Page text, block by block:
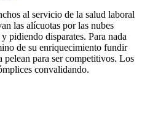
al servicio de la salud laboral
las alícuotas por las nubes
pidiendo disparates. Para nada
de su enriquecimiento fundir
pelean para ser competitivos. Los
convalidando.